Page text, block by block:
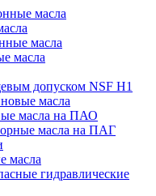
масла
масла
масла
допуском NSF H1
масла
масла на ПАО
масла на ПАГ
масла
гидравлические